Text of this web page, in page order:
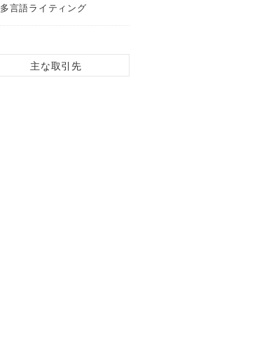
多言語ライティング
主な取引先